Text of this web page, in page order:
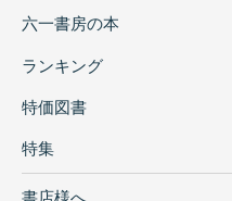
六一書房の本
ランキング
特価図書
特集